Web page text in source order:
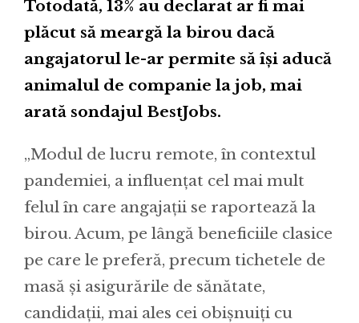
Totodată, 13% au declarat ar fi mai
plăcut să meargă la birou dacă
angajatorul le-ar permite să își aducă
animalul de companie la job, mai
arată sondajul BestJobs.
„Modul de lucru remote, în contextul
pandemiei, a influențat cel mai mult
felul în care angajații se raportează la
birou. Acum, pe lângă beneficiile clasice
pe care le preferă, precum tichetele de
masă și asigurările de sănătate,
candidații, mai ales cei obișnuiți cu